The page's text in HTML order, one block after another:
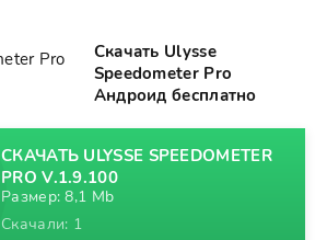
Скачать Ulysse
Speedometer Pro
Андроид бесплатно
СКАЧАТЬ ULYSSE SPEEDOMETER
PRO V.1.9.100
Размер: 8,1 Mb
Скачали: 1